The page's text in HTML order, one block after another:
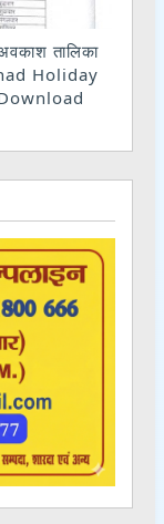
अवकाश तालिका
Holiday